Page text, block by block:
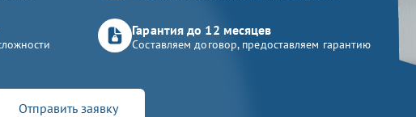
Гарантия до 12 месяцев
Составляем договор, предоставляем гарантию
Отправить заявку